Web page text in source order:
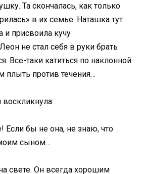
Та скончалась, как только
в их семье. Наташка тут
и присвоила кучу
не стал себя в руки брать
Все-таки катиться по наклонной
плыть против течения…
Если бы не она, не знаю, что
сыном…
свете. Он всегда хорошим